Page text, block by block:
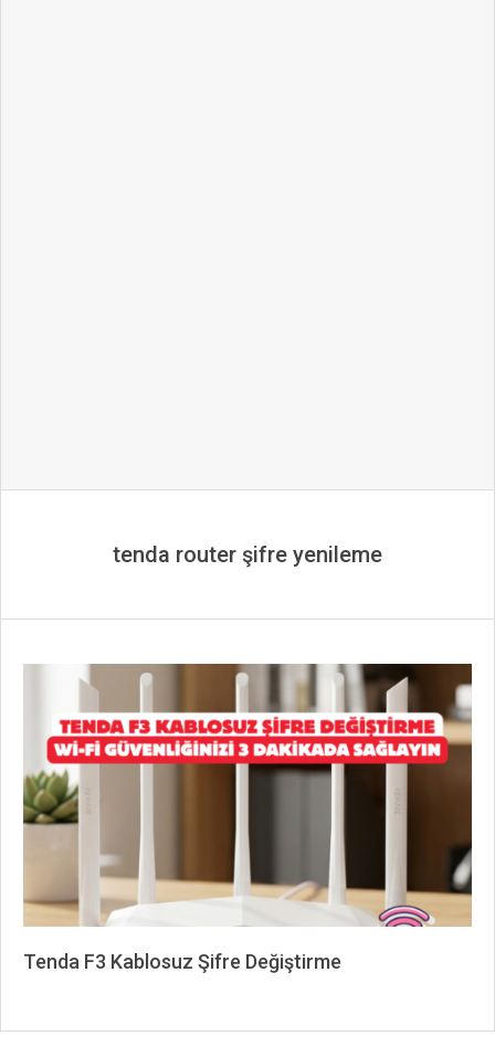
tenda router şifre yenileme
Tenda F3 Kablosuz Şifre Değiştirme